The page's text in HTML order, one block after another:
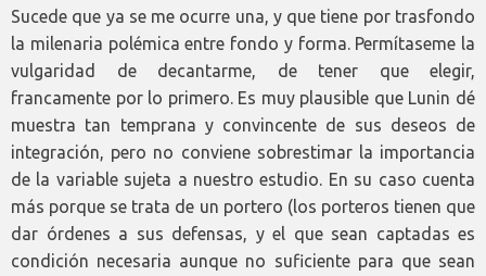
Sucede que ya se me ocurre una, y que tiene por trasfondo
la milenaria polémica entre fondo y forma. Permítaseme la
vulgaridad de decantarme, de tener que elegir,
francamente por lo primero. Es muy plausible que Lunin dé
muestra tan temprana y convincente de sus deseos de
integración, pero no conviene sobrestimar la importancia
de la variable sujeta a nuestro estudio. En su caso cuenta
más porque se trata de un portero (los porteros tienen que
dar órdenes a sus defensas, y el que sean captadas es
condición necesaria aunque no suficiente para que sean